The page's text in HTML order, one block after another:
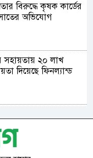
বিরুদ্ধে কৃষক কার্ডের
অভিযোগ
সহায়তায় ২০ লাখ
দিয়েছে ফিনল্যান্ড